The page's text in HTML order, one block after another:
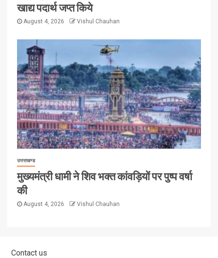
खाद्य पदार्थ जप्त किये
August 4, 2026 Vishul Chauhan
उत्तराखण्ड
मुख्यमंत्री धामी ने शिव भक्त कांवड़ियों पर पुष्प वर्षा
की
August 4, 2026 Vishul Chauhan
Contact us